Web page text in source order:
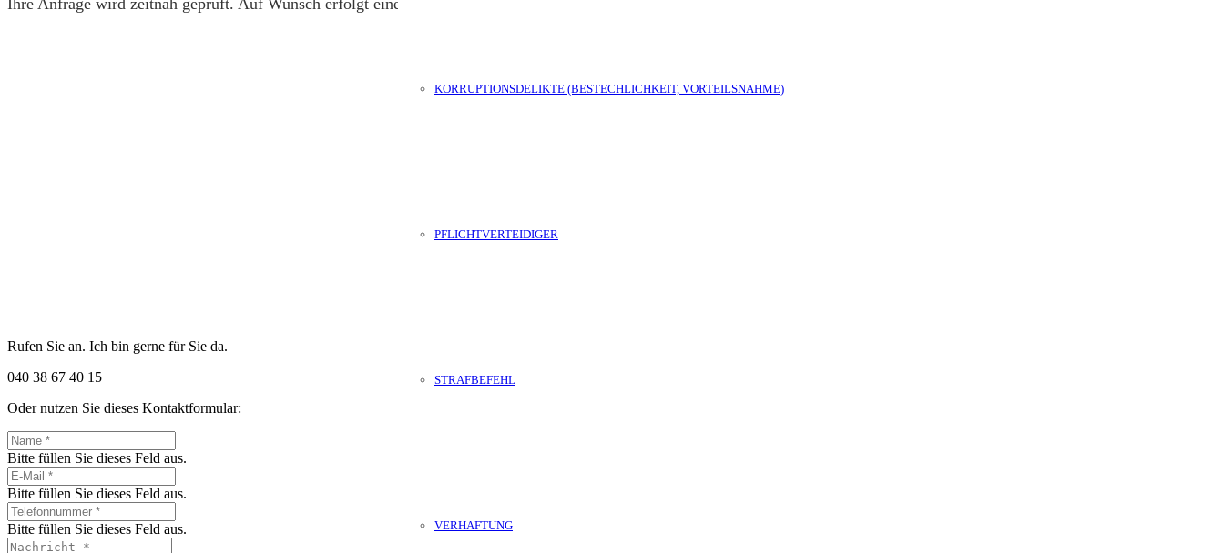
KORRUPTIONSDELIKTE (BESTECHLICHKEIT, VORTEILSNAHME)
PFLICHTVERTEIDIGER
STRAFBEFEHL
VERHAFTUNG
Ihre Anfrage wird zeitnah geprüft. Auf Wunsch erfolgt eine erste rechtliche Einschätzung.
Rufen Sie an. Ich bin gerne für Sie da.
040 38 67 40 15
Oder nutzen Sie dieses Kontaktformular:
Bitte füllen Sie dieses Feld aus.
Bitte füllen Sie dieses Feld aus.
Bitte füllen Sie dieses Feld aus.